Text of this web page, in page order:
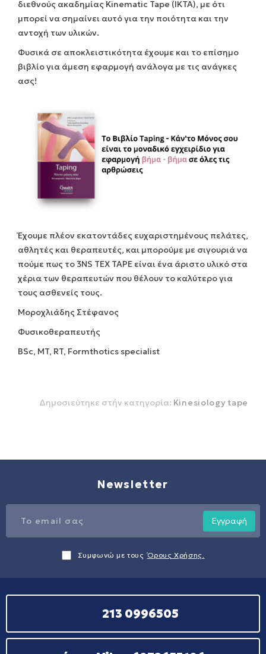
διεθνούς ακαδημίας Kinematic Tape (IKTA), με ότι
μπορεί να σημαίνει αυτό για την ποιότητα και την
αντοχή των υλικών.
Φυσικά σε αποκλειστικότητα έχουμε και το επίσημο
βιβλίο για άμεση εφαρμογή ανάλογα με τις ανάγκες
ασς!
Έχουμε πλέον εκατοντάδες ευχαριστημένους πελάτες,
αθλητές και θεραπευτές, και μπορούμε με σιγουριά να
πούμε πως το 3NS TEX TAPE είναι ένα άριστο υλικό στα
χέρια των θεραπευτών που θέλουν το καλύτερο για
τους ασθενείς τους.
Μοροχλιάδης Στέφανος
Φυσικοθεραπευτής
BSc, MT, RT, Formthotics specialist
Δημοσιεύτηκε στήν κατηγορία: Kinesiology tape
Newsletter
Εγγραφή
Συμφωνώ με τους Όρους Χρήσης.
213 0996505